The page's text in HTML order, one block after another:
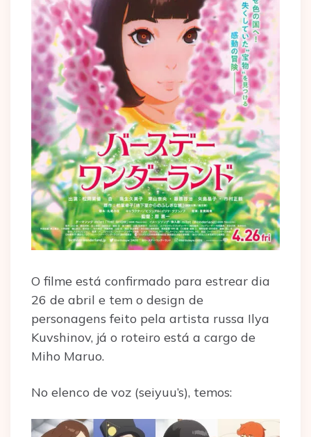
O filme está confirmado para estrear dia
26 de abril e tem o design de
personagens feito pela artista russa Ilya
Kuvshinov, já o roteiro está a cargo de
Miho Maruo.
No elenco de voz (seiyuu’s), temos: